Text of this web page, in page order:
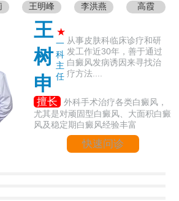
王明峰 李洪燕 高霞
王
树
申
★
一
科
主
任
从事皮肤科临床诊疗和研
发工作近30年，善于通过
白癜风发病诱因来寻找治
疗方法....
擅长
外科手术治疗各类白癜风，
尤其是对顽固型白癜风、大面积白癜
风及稳定期白癜风经验丰富
快速问诊